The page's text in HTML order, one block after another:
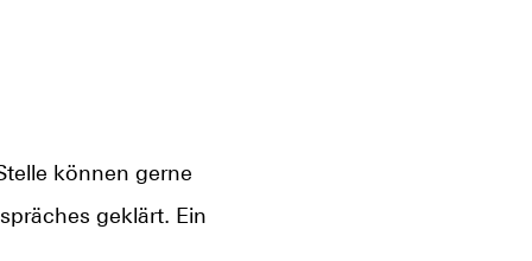
können gerne
geklärt. Ein